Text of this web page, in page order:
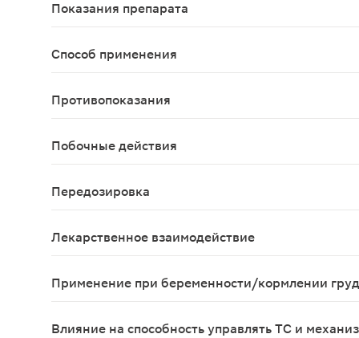
Показания препарата
Недостаточность внешнесекреторной
Способ применения
Противопоказания
Побочные действия
Аллергические реакции. Редко - диарея,
Передозировка
Лекарственное взаимодействие
Применение при беременности/кормлении
Влияние на способность управлять ТС и